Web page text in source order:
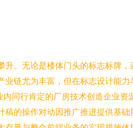
。无论是楼体门头的标志标牌
链尤为丰富，但在标志设计能
同行肯定的厂房技术创造企业资
的操作对动因推广推进提供基